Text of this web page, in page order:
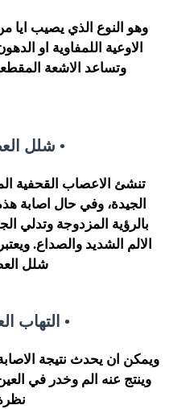
وهو النوع الذي يصيب ايا
الاوعية اللمفاوية او
وتساعد الاشعة
• شلل
تنشئ الاعصاب القحفية
الجيدة، وفي حال اصابة
بالرؤية المزدوجة وتدلي
الالم الشديد والصداع.
شلل
• التهاب
ويمكن ان يحدث نتيجة
وينتج عنه الم وخدر في